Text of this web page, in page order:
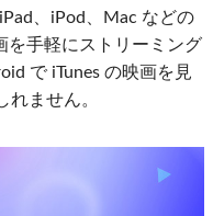
、iPod、Mac などの
を手軽にストリーミング
で iTunes の映画を見
れません。